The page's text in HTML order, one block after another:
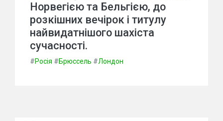
Норвегією та Бельгією, до
розкішних вечірок і титулу
найвидатнішого шахіста
сучасності.
#Росія #Брюссель #Лондон